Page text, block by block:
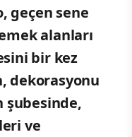
geçen sene
alanları
bir kez
dekorasyonu
şubesinde,
ve